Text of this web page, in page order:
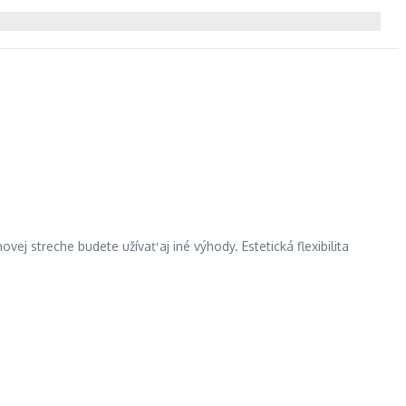
streche budete užívať aj iné výhody. Estetická flexibilita